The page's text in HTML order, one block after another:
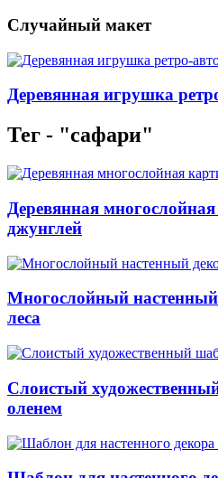
Случайный макет
Деревянная игрушка
Тег - "сафари"
Деревянная
джунглей
Многослойный настенный
леса
Слоистый
оленем